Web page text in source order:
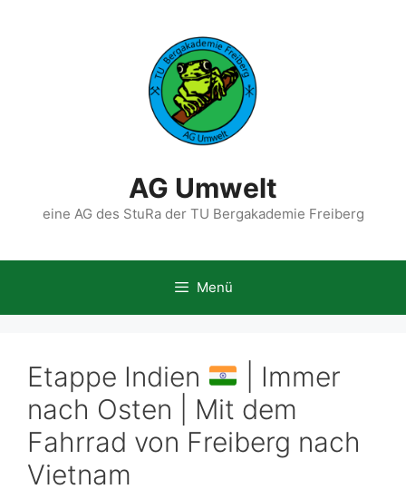
AG Umwelt
eine AG des StuRa der TU Bergakademie Freiberg
Menü
Etappe Indien
| Immer
nach Osten | Mit dem
Fahrrad von Freiberg nach
Vietnam